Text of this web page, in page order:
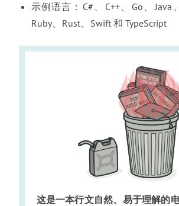
示例语言 ： C# 、 C++、 Go 、 Java 、
Ruby、 Rust、 Swift 和 TypeScript
这是一本行文自然、 易于理解的